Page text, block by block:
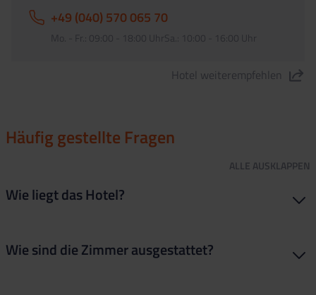
+49 (040) 570 065 70
Mo. - Fr.: 09:00 - 18:00 UhrSa.: 10:00 - 16:00 Uhr
Hotel weiterempfehlen
Häufig gestellte Fragen
ALLE AUSKLAPPEN
Wie liegt das Hotel?
Stadtzentrum mit den Bars und Clubs ist auch easy zu Fuß
Wie sind die Zimmer ausgestattet?